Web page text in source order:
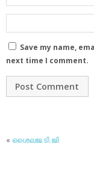
Save my name,
next time I comment.
« ശൈലജ.ടി.ജി